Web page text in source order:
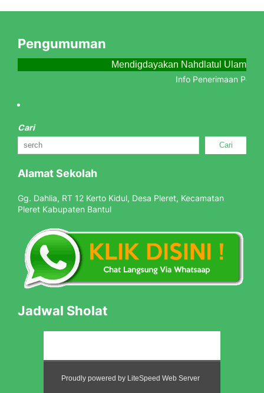
Pengumuman
Mendigdayakan Nahdlatul Ulama
Info Penerimaan Peserta
Cari
Cari
Alamat Sekolah
Gg. Dahlia, RT 12 Kerto Kidul, Desa Pleret, Kecamatan
Pleret Kabupaten Bantul
Jadwal Sholat